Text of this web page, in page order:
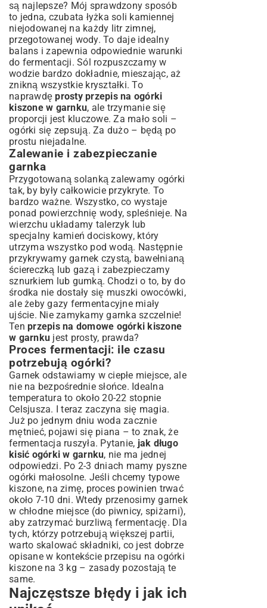
są najlepsze? Mój sprawdzony sposób
to jedna, czubata łyżka soli kamiennej
niejodowanej na każdy litr zimnej,
przegotowanej wody. To daje idealny
balans i zapewnia odpowiednie warunki
do fermentacji. Sól rozpuszczamy w
wodzie bardzo dokładnie, mieszając, aż
znikną wszystkie kryształki. To
naprawdęprosty przepis na ogórki
kiszone w garnku, ale trzymanie się
proporcji jest kluczowe. Za mało soli –
ogórki się zepsują. Za dużo – będą po
prostu niejadalne.
Zalewanie i zabezpieczanie
garnka
Przygotowaną solanką zalewamy ogórki
tak, by były całkowicie przykryte. To
bardzo ważne. Wszystko, co wystaje
ponad powierzchnię wody, spleśnieje. Na
wierzchu układamy talerzyk lub
specjalny kamień dociskowy, który
utrzyma wszystko pod wodą. Następnie
przykrywamy garnek czystą, bawełnianą
ściereczką lub gazą i zabezpieczamy
sznurkiem lub gumką. Chodzi o to, by do
środka nie dostały się muszki owocówki,
ale żeby gazy fermentacyjne miały
ujście. Nie zamykamy garnka szczelnie!
Ten przepis na domowe ogórki kiszone
w garnku jest prosty, prawda?
Proces fermentacji: ile czasu
potrzebują ogórki?
Garnek odstawiamy w ciepłe miejsce, ale
nie na bezpośrednie słońce. Idealna
temperatura to około 20-22 stopnie
Celsjusza. I teraz zaczyna się magia.
Już po jednym dniu woda zacznie
mętnieć, pojawi się piana – to znak, że
fermentacja ruszyła. Pytanie, jak długo
kisić ogórki w garnku, nie ma jednej
odpowiedzi. Po 2-3 dniach mamy pyszne
ogórki małosolne. Jeśli chcemy typowe
kiszone, na zimę, proces powinien trwać
około 7-10 dni. Wtedy przenosimy garnek
w chłodne miejsce (do piwnicy, spiżarni),
aby zatrzymać burzliwą fermentację. Dla
tych, którzy potrzebują większej partii,
warto skalować składniki, co jest dobrze
opisane w kontekście przepisu na ogórki
kiszone na 3 kg – zasady pozostają te
same.
Najczęstsze błędy i jak ich